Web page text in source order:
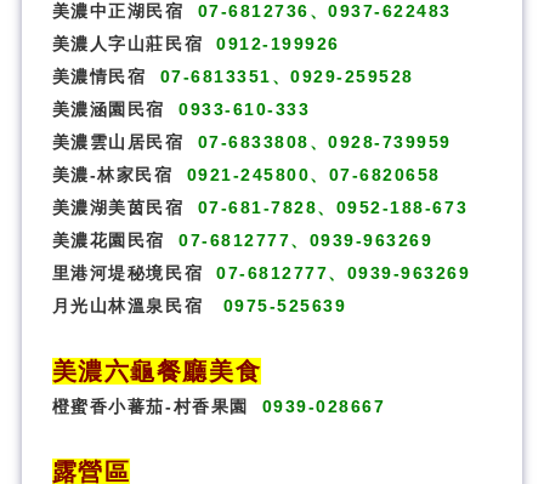
美濃中正湖民宿
07-6812736、0937-622483
美濃人字山莊民宿
0912-199926
美濃情民宿
07-6813351、0929-259528
美濃涵園民宿
0933-610-333
美濃雲山居民宿
07-6833808、0928-739959
美濃-林家民宿
0921-245800、07-6820658
美濃湖美茵民宿
07-681-7828、0952-188-673
美濃花園民宿
07-6812777、0939-963269
里港河堤秘境民宿
07-6812777、0939-963269
月光山林溫泉民宿
0975-525639
美濃六龜餐廳美食
橙蜜香小蕃茄-村香果園 0939-028667
露營區